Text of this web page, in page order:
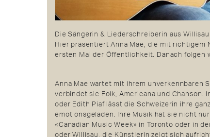
Die Sängerin & Liederschreiberin aus
Hier präsentiert Anna Mae, die mit richtigem
ersten Mal der Öffentlichkeit. Danach folgen
Anna Mae wartet mit ihrem
verbindet sie Folk, Americana und Chanson.
oder Edith Piaf lässt die Schweizerin ihre
emotionsgeladen. Ihre Musik hat sie nicht
«Canadian Music Week» in Toronto oder in